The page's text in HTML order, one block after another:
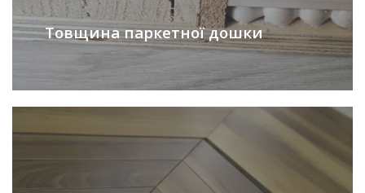
Товщина паркетної дошки